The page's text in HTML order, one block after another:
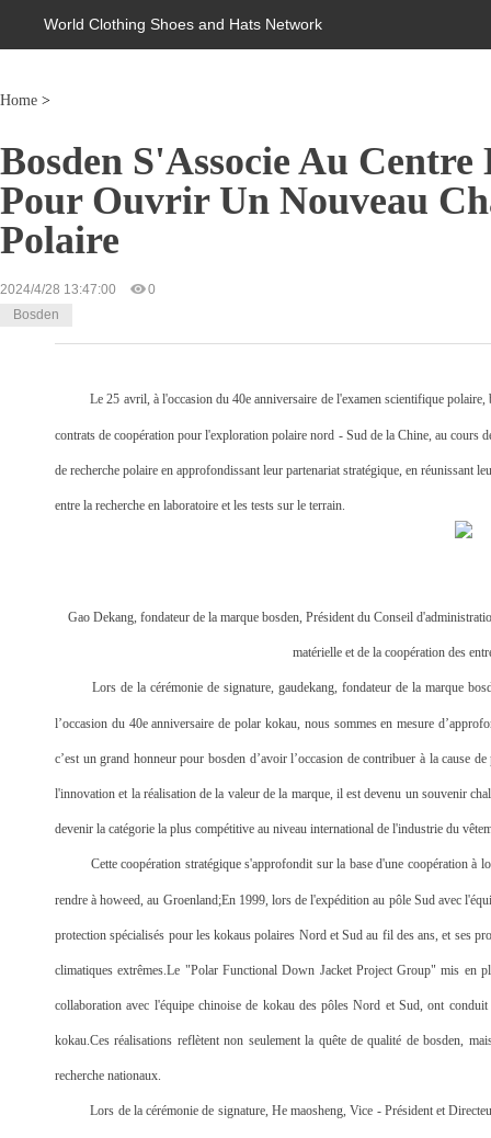
World Clothing Shoes and Hats Network
Home >
Bosden S'Associe Au Centre
Pour Ouvrir Un Nouveau
Polaire
2024/4/28 13:47:00
0
Bosden
Le 25 avril, à l'occasion du 40e anniversaire de l'examen scientifique
contrats de coopération pour l'exploration polaire nord - Sud de la Chine, au cours
de recherche polaire en approfondissant leur partenariat stratégique, en réunissant
entre la recherche en laboratoire et les tests sur le terrain.
Gao Dekang, fondateur de la marque bosden, Président du Conseil
matérielle et de la coopération des
Lors de la cérémonie de signature, gaudekang, fondateur de la marque
l’occasion du 40e anniversaire de polar kokau, nous sommes en mesure
c’est un grand honneur pour bosden d’avoir l’occasion de contribuer à la cause
l'innovation et la réalisation de la valeur de la marque, il est devenu un souvenir
devenir la catégorie la plus compétitive au niveau international de l'industrie du
Cette coopération stratégique s'approfondit sur la base d'une coopération à
rendre à howeed, au Groenland;En 1999, lors de l'expédition au pôle Sud avec
protection spécialisés pour les kokaus polaires Nord et Sud au fil des ans, et ses
climatiques extrêmes.Le "Polar Functional Down Jacket Project Group" mis en
collaboration avec l'équipe chinoise de kokau des pôles Nord et Sud, ont
kokau.Ces réalisations reflètent non seulement la quête de qualité de bosden,
recherche nationaux.
Lors de la cérémonie de signature, He maosheng, Vice - Président et